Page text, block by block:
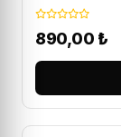
890,00 ₺